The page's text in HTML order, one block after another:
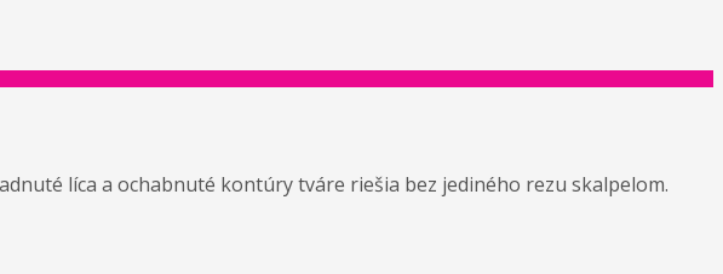
líca a ochabnuté kontúry tváre riešia bez jediného rezu skalpelom.